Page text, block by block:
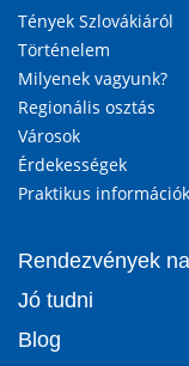
Tények Szlovákiáról
Történelem
Milyenek vagyunk?
Regionális osztás
Városok
Érdekességek
Praktikus információk
Rendezvények
Jó tudni
Blog